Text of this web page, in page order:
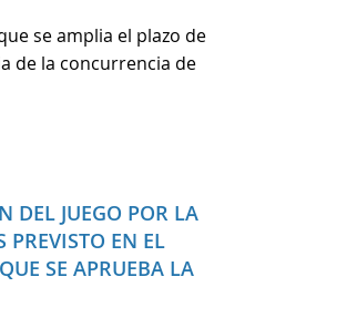
se amplia el plazo de
de la concurrencia de
DEL JUEGO POR LA
PREVISTO EN EL
SE APRUEBA LA